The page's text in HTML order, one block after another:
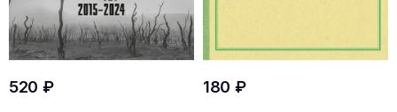
520 ₽ 180 ₽